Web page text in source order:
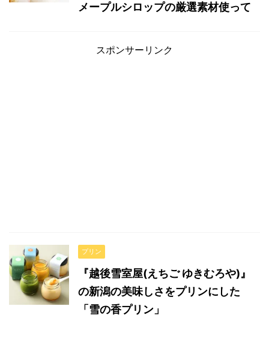
メープルシロップの厳選素材使って
スポンサーリンク
プリン
『越後雪室屋(えちご ゆきむろや)』
の新潟の美味しさをプリンにした
「雪の香プリン」